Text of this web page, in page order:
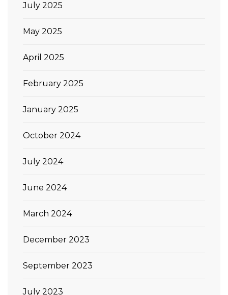
July 2025
May 2025
April 2025
February 2025
January 2025
October 2024
July 2024
June 2024
March 2024
December 2023
September 2023
July 2023